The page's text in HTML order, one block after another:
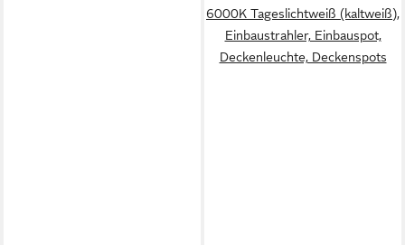
6000K Tageslichtweiß (kaltweiß),
Einbaustrahler, Einbauspot,
Deckenleuchte, Deckenspots